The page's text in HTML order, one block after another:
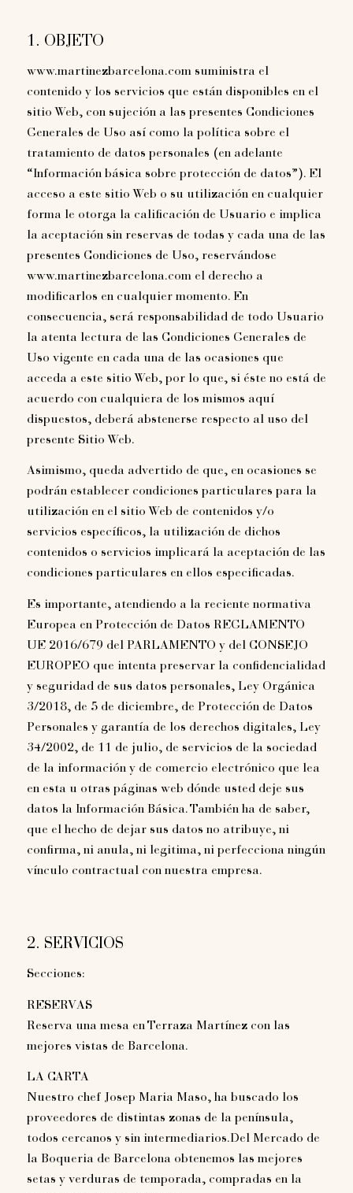
1. OBJETO
www.martinezbarcelona.com suministra el
contenido y los servicios que están disponibles en el
sitio Web, con sujeción a las presentes Condiciones
Generales de Uso así como la política sobre el
tratamiento de datos personales (en adelante
“Información básica sobre protección de datos”). El
acceso a este sitio Web o su utilización en cualquier
forma le otorga la calificación de Usuario e implica
la aceptación sin reservas de todas y cada una de las
presentes Condiciones de Uso, reservándose
www.martinezbarcelona.com el derecho a
modificarlos en cualquier momento. En
consecuencia, será responsabilidad de todo Usuario
la atenta lectura de las Condiciones Generales de
Uso vigente en cada una de las ocasiones que
acceda a este sitio Web, por lo que, si éste no está de
acuerdo con cualquiera de los mismos aquí
dispuestos, deberá abstenerse respecto al uso del
presente Sitio Web.
Asimismo, queda advertido de que, en ocasiones se
podrán establecer condiciones particulares para la
utilización en el sitio Web de contenidos y/o
servicios específicos, la utilización de dichos
contenidos o servicios implicará la aceptación de las
condiciones particulares en ellos especificadas.
Es importante, atendiendo a la reciente normativa
Europea en Protección de Datos REGLAMENTO
UE 2016/679 del PARLAMENTO y del CONSEJO
EUROPEO que intenta preservar la confidencialidad
y seguridad de sus datos personales, Ley Orgánica
3/2018, de 5 de diciembre, de Protección de Datos
Personales y garantía de los derechos digitales, Ley
34/2002, de 11 de julio, de servicios de la sociedad
de la información y de comercio electrónico que lea
en esta u otras páginas web dónde usted deje sus
datos la Información Básica. También ha de saber,
que el hecho de dejar sus datos no atribuye, ni
confirma, ni anula, ni legitima, ni perfecciona ningún
vínculo contractual con nuestra empresa.
2. SERVICIOS
Secciones:
RESERVAS
Reserva una mesa en Terraza Martínez con las
mejores vistas de Barcelona.
LA CARTA
Nuestro chef Josep Maria Maso, ha buscado los
proveedores de distintas zonas de la península,
todos cercanos y sin intermediarios.Del Mercado de
la Boqueria de Barcelona obtenemos las mejores
setas y verduras de temporada, compradas en la